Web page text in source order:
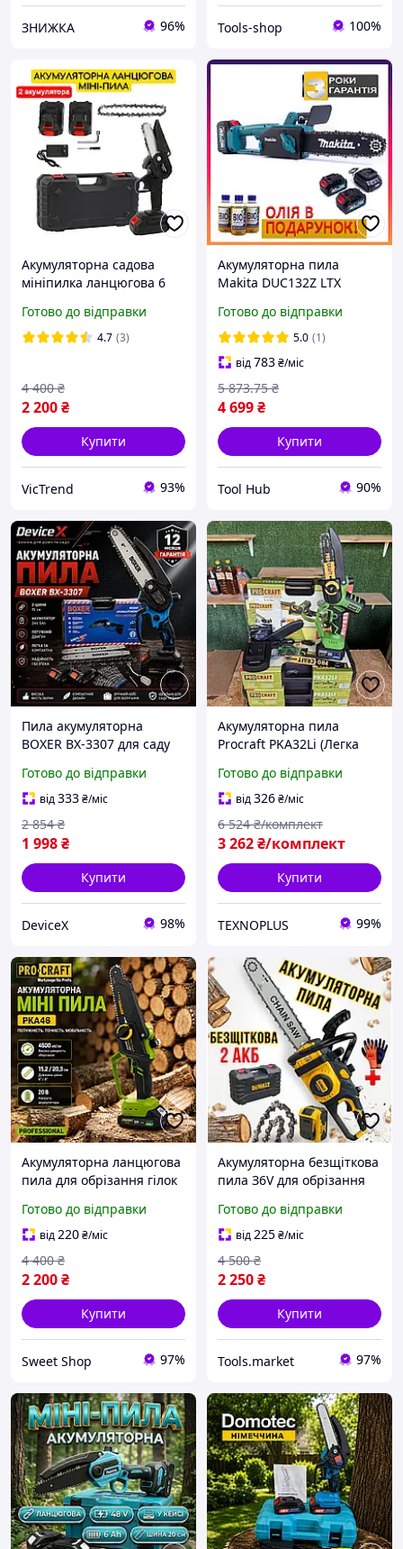
ЗНИЖКА 96% Tools-shop 100%
Акумуляторна садова
мініпилка ланцюгова 6
mAh Пила сучкоріз для
обрізання гілок дерев
Готово до відправки
4.7 (3)
2 200₴
4 400 ₴
Купити
VicTrend 93%
Акумуляторна пила
Makita DUC132Z LTX
пила Макіта з шиною 30
см для гілок і дров
Готово до відправки
5.0 (1)
від783₴/міс
4 699₴
5 873.75 ₴
Купити
Tool Hub 90%
Пила акумуляторна
BOXER BX-3307 для саду
15 см, 2 АКБ 24V 5Ah
Готово до відправки
від333₴/міс
1 998₴
2 854 ₴
Купити
DeviceX 98%
Акумуляторна пила
Procraft PKA32Li (Легка
обрізання гілок)Міні
ланцюгова пила САДОВА
АКУМУЛЯТОРНА ПИЛА
Готово до відправки
від326₴/міс
3 262₴/комплект
6 524 ₴/комплект
Купити
TEXNOPLUS 99%
Акумуляторна ланцюгова
пила для обрізання гілок
акумуляторі для саду
ланцюгова Акумуляторні
пили для дачі
Готово до відправки
від220₴/міс
2 200₴
4 400 ₴
Купити
Sweet Shop 97%
Акумуляторна безщіткова
пила З6V для обрізання
дров Ручна Ланцюгова
пила DeWALT 2АКБ у кейсі
30 см шина
Готово до відправки
від225₴/міс
2 250₴
4 500 ₴
Купити
Tools.market 97%